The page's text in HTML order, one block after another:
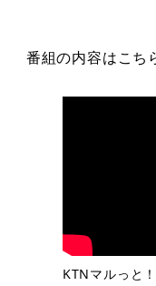
番組の内容はこ
KTNマルっと